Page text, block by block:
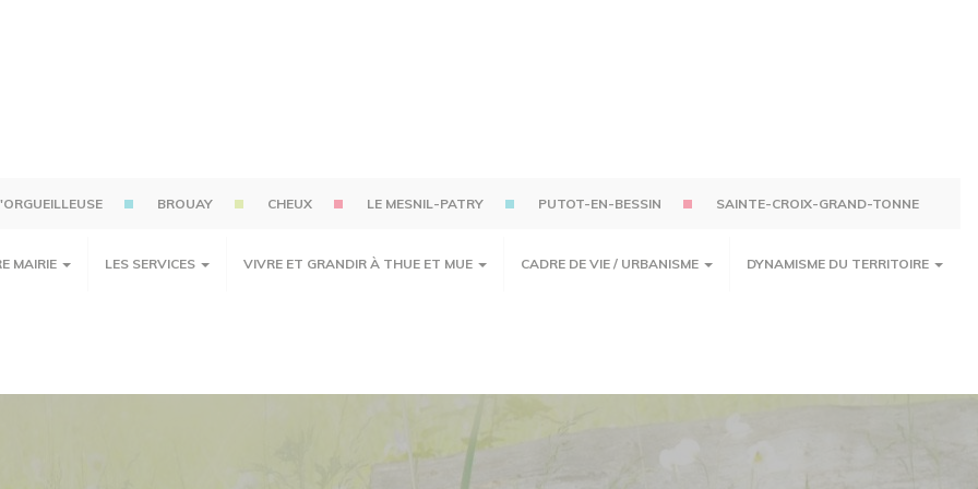
BROUAY CHEUX LE MESNIL-PATRY PUTOT-EN-BESSIN SAINTE-CROIX-GRAND-TONNE
MAIRIE LES SERVICES VIVRE ET GRANDIR À THUE ET MUE CADRE DE VIE / URBANISME DYNAMISME DU TERRITOIRE